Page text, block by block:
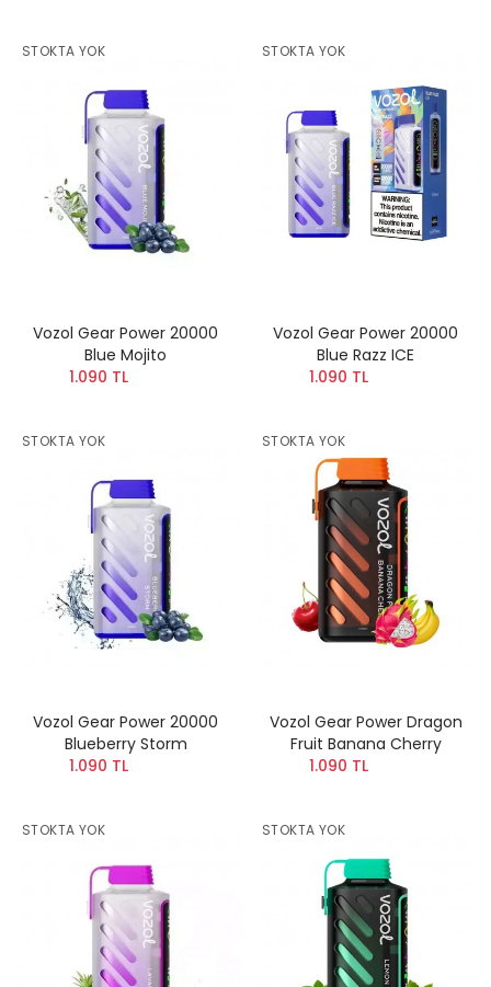
STOKTA YOK
Vozol Gear Power 20000
Blue Mojito
1.090 TL
STOKTA YOK
Vozol Gear Power 20000
Blue Razz ICE
1.090 TL
STOKTA YOK
Vozol Gear Power 20000
Blueberry Storm
1.090 TL
STOKTA YOK
Vozol Gear Power Dragon
Fruit Banana Cherry
1.090 TL
STOKTA YOK STOKTA YOK